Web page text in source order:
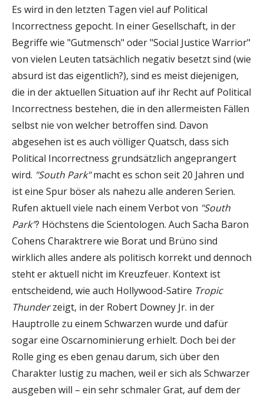
Es wird in den letzten Tagen viel auf Political
Incorrectness gepocht. In einer Gesellschaft, in der
Begriffe wie "Gutmensch" oder "Social Justice Warrior"
von vielen Leuten tatsächlich negativ besetzt sind (wie
absurd ist das eigentlich?), sind es meist diejenigen,
die in der aktuellen Situation auf ihr Recht auf Political
Incorrectness bestehen, die in den allermeisten Fällen
selbst nie von welcher betroffen sind. Davon
abgesehen ist es auch völliger Quatsch, dass sich
Political Incorrectness grundsätzlich angeprangert
wird. "South Park"macht es schon seit 20 Jahren und
ist eine Spur böser als nahezu alle anderen Serien.
Rufen aktuell viele nach einem Verbot von "South
Park"? Höchstens die Scientologen. Auch Sacha Baron
Cohens Charaktrere wie Borat und Brüno sind
wirklich alles andere als politisch korrekt und dennoch
steht er aktuell nicht im Kreuzfeuer. Kontext ist
entscheidend, wie auch Hollywood-Satire Tropic
Thunderzeigt, in der Robert Downey Jr. in der
Hauptrolle zu einem Schwarzen wurde und dafür
sogar eine Oscarnominierung erhielt. Doch bei der
Rolle ging es eben genau darum, sich über den
Charakter lustig zu machen, weil er sich als Schwarzer
ausgeben will – ein sehr schmaler Grat, auf dem der